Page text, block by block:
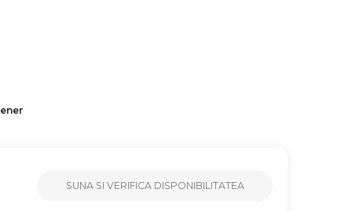
SUNA SI VERIFICA DISPONIBILITATEA